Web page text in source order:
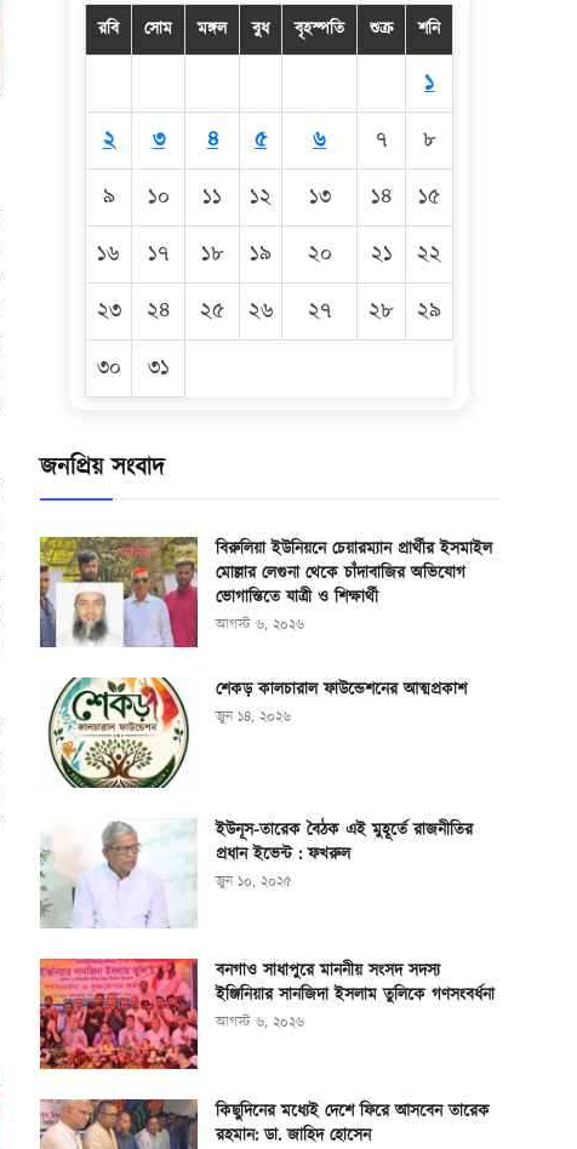
রবি সোম মঙ্গল বুধ বৃহস্পতি শুক্র শনি
১
২
৩ ৪ ৫ ৬ ৭
৮
৯
১০ ১১ ১২ ১৩ ১৪
১৫
১৬
১৭ ১৮ ১৯ ২০ ২১
২২
২৩
২৪ ২৫ ২৬ ২৭ ২৮
২৯
৩০
৩১
জনপ্রিয় সংবাদ
বিরুলিয়া ইউনিয়নে চেয়ারম্যান প্রার্থীর ইসমাইল
মোল্লার লেগুনা থেকে চাঁদাবাজির অভিযোগ
ভোগান্তিতে যাত্রী ও শিক্ষার্থী
আগস্ট ৬, ২০২৬
শেকড় কালচারাল ফাউন্ডেশনের আত্মপ্রকাশ
জুন ১৪, ২০২৬
ইউনূস-তারেক বৈঠক এই মুহূর্তে রাজনীতির
প্রধান ইভেন্ট : ফখরুল
জুন ১০, ২০২৫
বনগাও সাধাপুরে মাননীয় সংসদ সদস্য
ইঞ্জিনিয়ার সানজিদা ইসলাম তুলিকে গণসংবর্ধনা
আগস্ট ৬, ২০২৬
কিছুদিনের মধ্যেই দেশে ফিরে আসবেন তারেক
রহমান: ডা. জাহিদ হোসেন